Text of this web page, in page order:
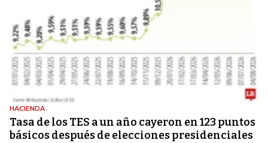
HACIENDA
Tasa de los TES a un año cayeron en 123 puntos
básicos después de elecciones presidenciales